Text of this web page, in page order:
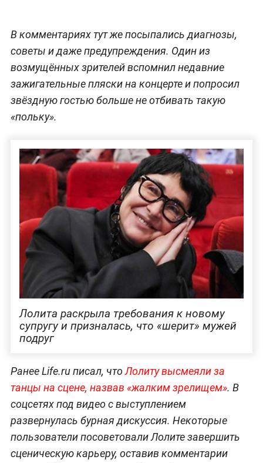
В комментариях тут же посыпались диагнозы,
советы и даже предупреждения. Один из
возмущённых зрителей вспомнил недавние
зажигательные пляски на концерте и попросил
звёздную гостью больше не отбивать такую
«польку».
Лолита раскрыла требования к новому
супругу и призналась, что «шерит» мужей
подруг
Ранее Life.ru писал, чтоЛолиту высмеяли за
танцы на сцене, назвав «жалким зрелищем». В
соцсетях под видео с выступлением
развернулась бурная дискуссия. Некоторые
пользователи посоветовали Лолите завершить
сценическую карьеру, оставив комментарии